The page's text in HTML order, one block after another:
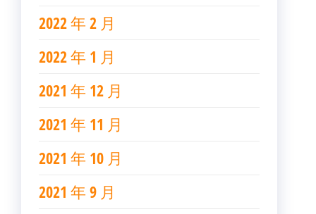
2022 年 2 月
2022 年 1 月
2021 年 12 月
2021 年 11 月
2021 年 10 月
2021 年 9 月